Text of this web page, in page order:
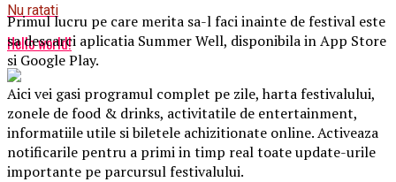
Nu ratati
Hello world!
Primul lucru pe care merita sa-l faci inainte de festival este
sa descarci aplicatia Summer Well, disponibila in App Store
si Google Play.
Aici vei gasi programul complet pe zile, harta festivalului,
zonele de food & drinks, activitatile de entertainment,
informatiile utile si biletele achizitionate online. Activeaza
notificarile pentru a primi in timp real toate update-urile
importante pe parcursul festivalului.